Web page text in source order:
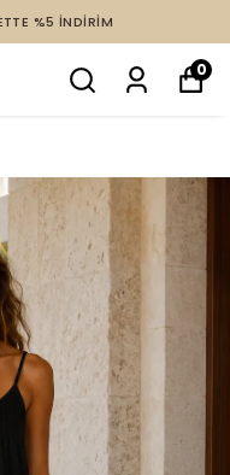
%5 İNDİRİM
0